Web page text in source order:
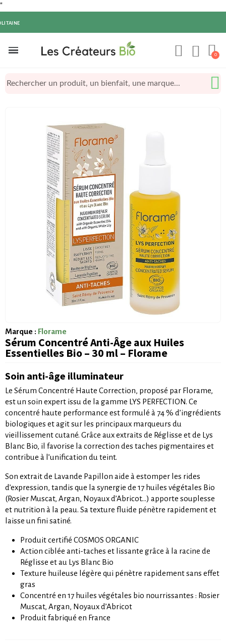
"
Marque : Florame
Sérum Concentré Anti-Âge aux Huiles
Essentielles Bio – 30 ml – Florame
Soin anti-âge illuminateur
Le Sérum Concentré Haute Correction, proposé par Florame,
est un soin expert issu de la gamme LYS PERFECTION. Ce
concentré haute performance est formulé à 74 % d’ingrédients
biologiques et agit sur les principaux marqueurs du
vieillissement cutané. Grâce aux extraits de Réglisse et de Lys
Blanc Bio, il favorise la correction des taches pigmentaires et
contribue à l’unification du teint.
Son extrait de Lavande Papillon aide à estomper les rides
d’expression, tandis que la synergie de 17 huiles végétales Bio
(Rosier Muscat, Argan, Noyaux d’Abricot…) apporte souplesse
et nutrition à la peau. Sa texture fluide pénètre rapidement et
laisse un fini satiné.
Produit certifié COSMOS ORGANIC
Action ciblée anti-taches et lissante grâce à la racine de
Réglisse et au Lys Blanc Bio
Texture huileuse légère qui pénètre rapidement sans effet
gras
Concentré en 17 huiles végétales bio nourrissantes : Rosier
Muscat, Argan, Noyaux d’Abricot
Produit fabriqué en France